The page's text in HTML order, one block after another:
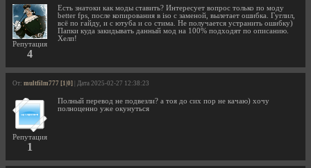
Репутация
4
Есть знатоки как моды ставить? Интересует вопрос только по моду
better fps, после копирования в iso с заменой, вылетает ошибка. Гуглил,
всё по гайду, и с ютуба и со стима. Не получается устранить ошибку)
Папки куда закидывать данный мод на 100% подходят по описанию.
Хелп!
От: multfilm777 [1|0] | Дата 2025-02-27 12:38:23
Репутация
1
Полный перевод не подвезли? а тоя до сих пор не качаю) хочу
полноценно уже окунуться